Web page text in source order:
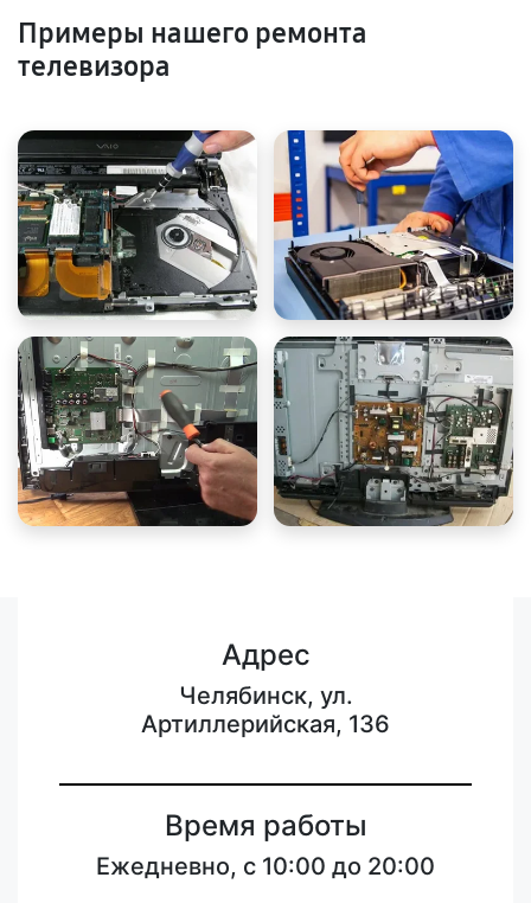
Примеры нашего ремонта
телевизора
Адрес
Челябинск, ул.
Артиллерийская, 136
Время работы
Ежедневно, с 10:00 до 20:00